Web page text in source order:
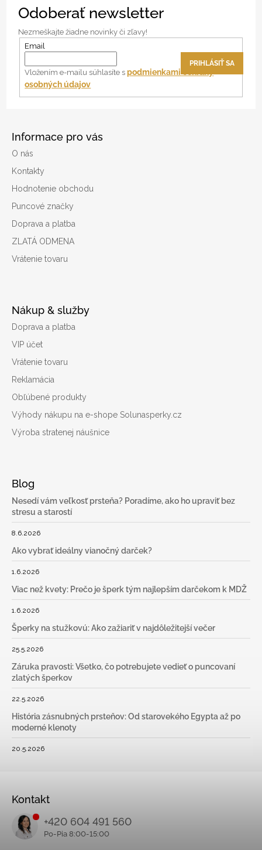
Informace pro vás
O nás
Kontakty
Hodnotenie obchodu
Puncové značky
Doprava a platba
ZLATÁ ODMENA
Vrátenie tovaru
Nákup & služby
Doprava a platba
VIP účet
Vrátenie tovaru
Reklamácia
Obľúbené produkty
Výhody nákupu na e-shope Solunasperky.cz
Výroba stratenej náušnice
Blog
Nesedí vám veľkosť prsteňa? Poradíme, ako ho upraviť bez
stresu a starostí
8.6.2026
Ako vybrať ideálny vianočný darček?
1.6.2026
Viac než kvety: Prečo je šperk tým najlepším darčekom k MDŽ
1.6.2026
Šperky na stužkovú: Ako zažiariť v najdôležitejší večer
25.5.2026
Záruka pravosti: Všetko, čo potrebujete vedieť o puncovaní
zlatých šperkov
22.5.2026
História zásnubných prsteňov: Od starovekého Egypta až po
moderné klenoty
20.5.2026
Kontakt
+420 604 491 560
Odoberať newsletter
Nezmeškajte žiadne novinky či zľavy!
Email
Vložením e-mailu súhlasíte spodmienkami ochrany
osobných údajov
PRIHLÁSIŤ SA